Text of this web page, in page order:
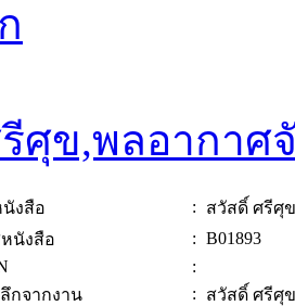
ศุข,พลอากาศ
งสือ :
สวัสดิ์ ศรีศุ
นังสือ
: B01893
:
กจากงาน
:
สวัสดิ์ ศรีศุ